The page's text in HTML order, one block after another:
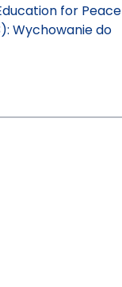
for Peace
Wychowanie do